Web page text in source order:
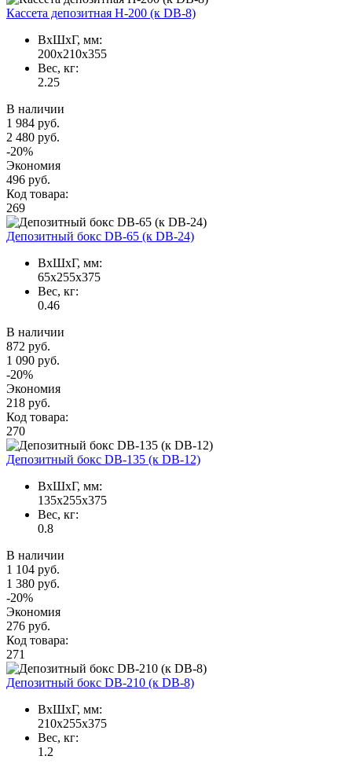
Кассета депозитная Н-200 (к DB-8)
ВxШxГ, мм:
200x210x355
Вес, кг:
2.25
В наличии
1 984 руб.
2 480 руб.
-20%
Экономия
496 руб.
Код товара:
269
Депозитный бокс DB-65 (к DB-24)
ВxШxГ, мм:
65x255x375
Вес, кг:
0.46
В наличии
872 руб.
1 090 руб.
-20%
Экономия
218 руб.
Код товара:
270
Депозитный бокс DB-135 (к DB-12)
ВxШxГ, мм:
135x255x375
Вес, кг:
0.8
В наличии
1 104 руб.
1 380 руб.
-20%
Экономия
276 руб.
Код товара:
271
Депозитный бокс DB-210 (к DB-8)
ВxШxГ, мм:
210x255x375
Вес, кг:
1.2